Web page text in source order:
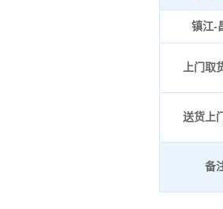
镇江-
上门取
送货上
备